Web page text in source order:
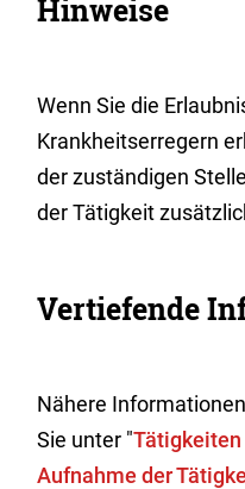
Hinweise
Wenn Sie die
Krankheitserregern
der zuständigen
der Tätigkeit
Vertiefende
Nähere
Sie unter "
Aufnahme der